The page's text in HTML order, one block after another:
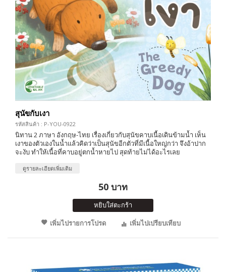
สุนัขกับเงา
รหัสสินค้า : P-YOU-0922
นิทาน 2 ภาษา อังกฤษ-ไทย เรื่องเกี่ยวกับสุนัขคาบเนื้อเดินข้ามน้ำ เห็น
เงาของตัวเองในน้ำแล้วคิดว่าเป็นสุนัขอีกตัวที่มีเนื้อใหญ่กว่า จึงอ้าปาก
จะงับ ทำให้เนื้อที่คาบอยู่ตกน้ำหายไป สุดท้ายไม่ได้อะไรเลย
ดูรายละเอียดเพิ่มเติม
50 บาท
หยิบใส่ตะกร้า
เพิ่มไปรายการโปรด
เพิ่มไปเปรียบเทียบ